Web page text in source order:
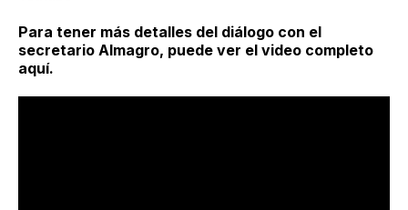
Para tener más detalles del diálogo con el
secretario Almagro, puede ver el video completo
aquí.